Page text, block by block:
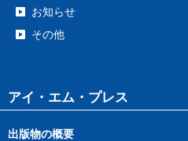
お知らせ
その他
アイ・エム・プレス
出版物の概要